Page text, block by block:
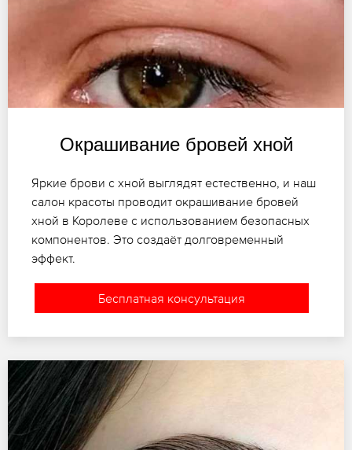
Окрашивание бровей хной
Яркие брови с хной выглядят естественно, и наш
салон красоты проводит окрашивание бровей
хной в Королеве с использованием безопасных
компонентов. Это создаёт долговременный
эффект.
Бесплатная консультация